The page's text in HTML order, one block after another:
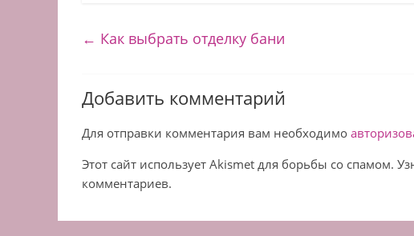
← Как выбрать отделку бани
Добавить комментарий
Для отправки комментария вам необходимо
Этот сайт использует Akismet для борьбы со спамом.
комментариев.